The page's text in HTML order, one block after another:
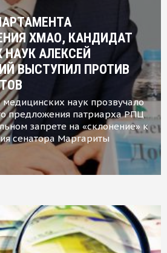
ХМАО, КАНДИДАТ
АЛЕКСЕЙ
ВЫСТУПИЛ ПРОТИВ
наук прозвучало
предложения патриарха РПЦ
запрете на «склонение» к
сенатора Маргариты